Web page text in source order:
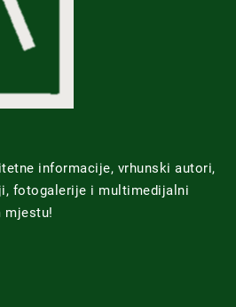
informacije, vrhunski autori,
fotogalerije i multimedijalni
mjestu!